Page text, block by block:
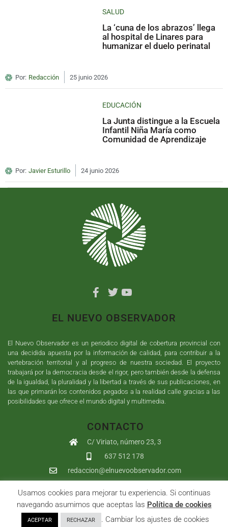
SALUD
La ‘cuna de los abrazos’ llega
al hospital de Linares para
humanizar el duelo perinatal
Por: Redacción 25 junio 2026
EDUCACIÓN
La Junta distingue a la Escuela
Infantil Niña María como
Comunidad de Aprendizaje
Por: Javier Esturillo 24 junio 2026
EL NUEVO OBSERVADOR
El Nuevo Observador es un periodico digital de cobertura provincial con
una decidida apuesta por la información de calidad, para contribuir a la
vertebración territorial y al progreso de nuestra sociedad. El proyecto
trabajará por la democracia desde el rigor, pero también desde la defensa
de la igualdad, la pluralidad y la libertad a través de sus publicaciones, en
las que primarán los contenidos pegados a la realidad calle gracias a las
posibilidades que ofrece el mundo digital y multimedia.
CONTACTO
C/ Viriato, número 23, 3
637 512 178
redaccion@elnuevoobservador.com
Copyright ©2026 El Nuevo Observador | Sumurdigital Diseño web
yDesarrollo| All Rights Reserved |
Privacidad|Política de cookies|User
Usamos cookies para mejorar tu experiencia. Si continuas
navegando asumimos que aceptas las Política de cookies
ACEPTAR RECHAZAR . Cambiar los ajustes de cookies